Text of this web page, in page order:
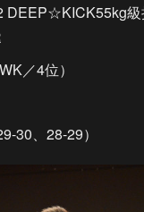
DEEP☆KICK55kg級
／4位）
30、28-29）